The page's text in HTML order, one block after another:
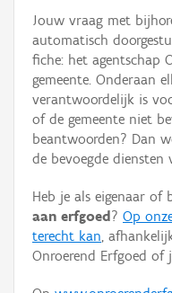
Waarneming
Thema
Gebeurtenis
Persoon of collectief
Hergebruik
Aanmelden
Jouw vraag met
automatisch
fiche: het agentschap
gemeente. Onderaan
verantwoordelijk is
of de gemeente niet
beantwoorden? Dan
de bevoegde
Heb je als eigenaar of
aan erfgoed ? Op
terecht kan,
Onroerend Erfgoed of